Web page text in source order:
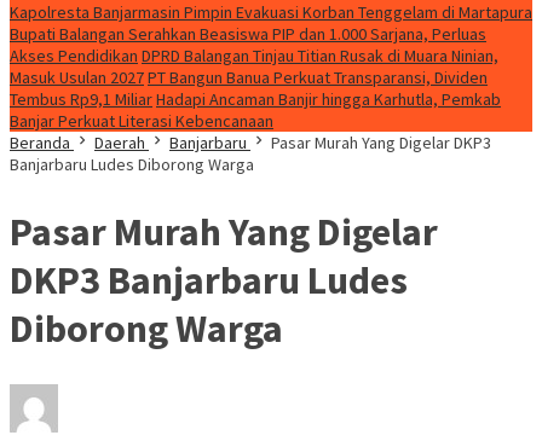
Kapolresta Banjarmasin Pimpin Evakuasi Korban Tenggelam di Martapura
Bupati Balangan Serahkan Beasiswa PIP dan 1.000 Sarjana, Perluas
Akses Pendidikan DPRD Balangan Tinjau Titian Rusak di Muara Ninian,
Masuk Usulan 2027PT Bangun Banua Perkuat Transparansi, Dividen
Tembus Rp9,1 MiliarHadapi Ancaman Banjir hingga Karhutla, Pemkab
Banjar Perkuat Literasi Kebencanaan
Beranda
Daerah Banjarbaru
Pasar Murah Yang Digelar DKP3
Banjarbaru Ludes Diborong Warga
Pasar Murah Yang Digelar
DKP3 Banjarbaru Ludes
Diborong Warga